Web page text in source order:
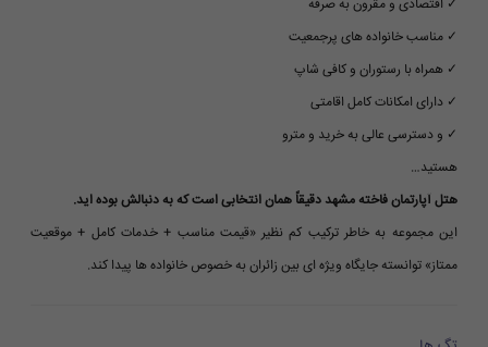
✓ اقتصادی و مقرون به صرفه
✓ مناسب خانواده های پرجمعیت
✓ همراه با رستوران و کافی شاپ
✓ دارای امکانات کامل اقامتی
✓ و دسترسی عالی به خرید و مترو
هستید…
هتل آپارتمان فاخته مشهد دقیقاً همان انتخابی است که به دنبالش بوده اید.
این مجموعه به خاطر ترکیب کم نظیر «قیمت مناسب + خدمات کامل + موقعیت
ممتاز» توانسته جایگاه ویژه ای بین زائران به خصوص خانواده ها پیدا کند.